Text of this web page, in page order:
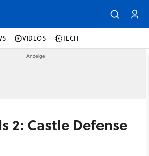
VIDEOS TECH
2: Castle Defense